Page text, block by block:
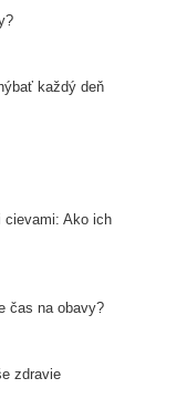
každý deň
cievami: Ako ich
čas na obavy?
zdravie